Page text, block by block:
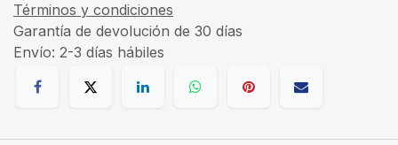
Términos y condiciones
Garantía de devolución de 30 días
Envío: 2-3 días hábiles